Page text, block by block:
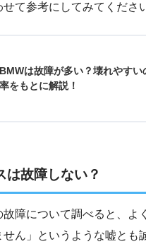
て参考にしてみてくださ
BMWは故障が多い？壊れやすい
率をもとに解説！
は故障しない？
故障について調べると、よ
せん」というような嘘とも